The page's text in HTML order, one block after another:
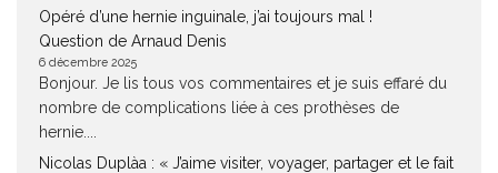
Opéré d’une hernie inguinale, j’ai toujours mal !
Question de Arnaud Denis
6 décembre 2025
Bonjour. Je lis tous vos commentaires et je suis effaré du
nombre de complications liée à ces prothèses de
hernie....
Nicolas Duplàa : « J’aime visiter, voyager, partager et le fait